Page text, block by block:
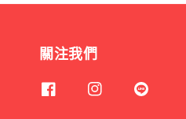
關注我們